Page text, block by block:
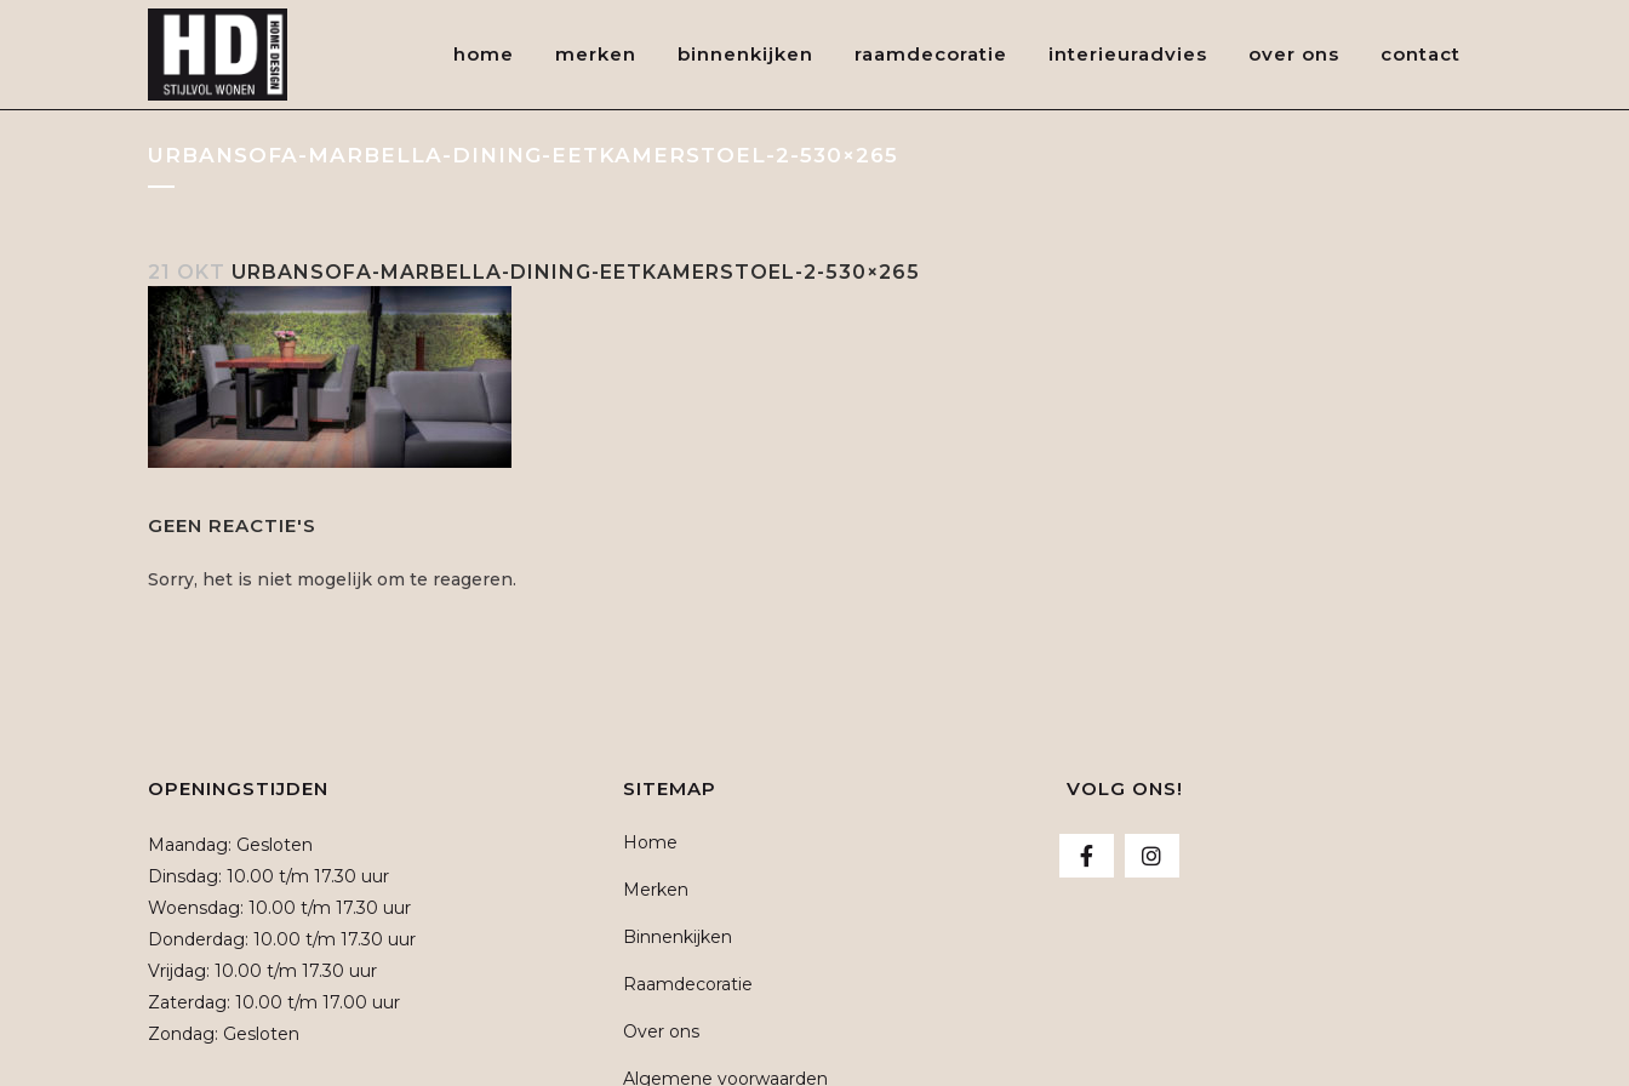
home merken binnenkijken raamdecoratie interieuradvies over ons contact
URBANSOFA-MARBELLA-DINING-EETKAMERSTOEL-2-530×265
21 OKT URBANSOFA-MARBELLA-DINING-EETKAMERSTOEL-2-530×265
GEEN REACTIE'S
Sorry, het is niet mogelijk om te reageren.
OPENINGSTIJDEN
Maandag: Gesloten
Dinsdag: 10.00 t/m 17.30 uur
Woensdag: 10.00 t/m 17.30 uur
Donderdag: 10.00 t/m 17.30 uur
Vrijdag: 10.00 t/m 17.30 uur
Zaterdag: 10.00 t/m 17.00 uur
Zondag: Gesloten
SITEMAP
Home
Merken
Binnenkijken
Raamdecoratie
Over ons
Algemene voorwaarden
VOLG ONS!